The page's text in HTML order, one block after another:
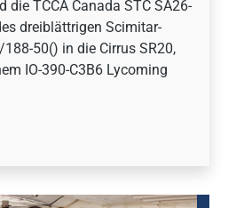
die TCCA Canada STC SA26-
dreiblättrigen Scimitar-
50() in die Cirrus SR20,
IO-390-C3B6 Lycoming